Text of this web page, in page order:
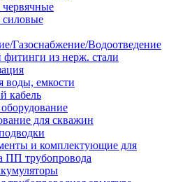
Газоснабжение/Водоотведение
из нерж. стали
воды, емкости
кабель
для скважин
и комплектующие для
ПП трубопровода